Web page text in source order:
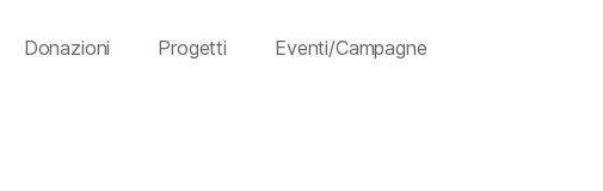
Donazioni Progetti Eventi/Campagne